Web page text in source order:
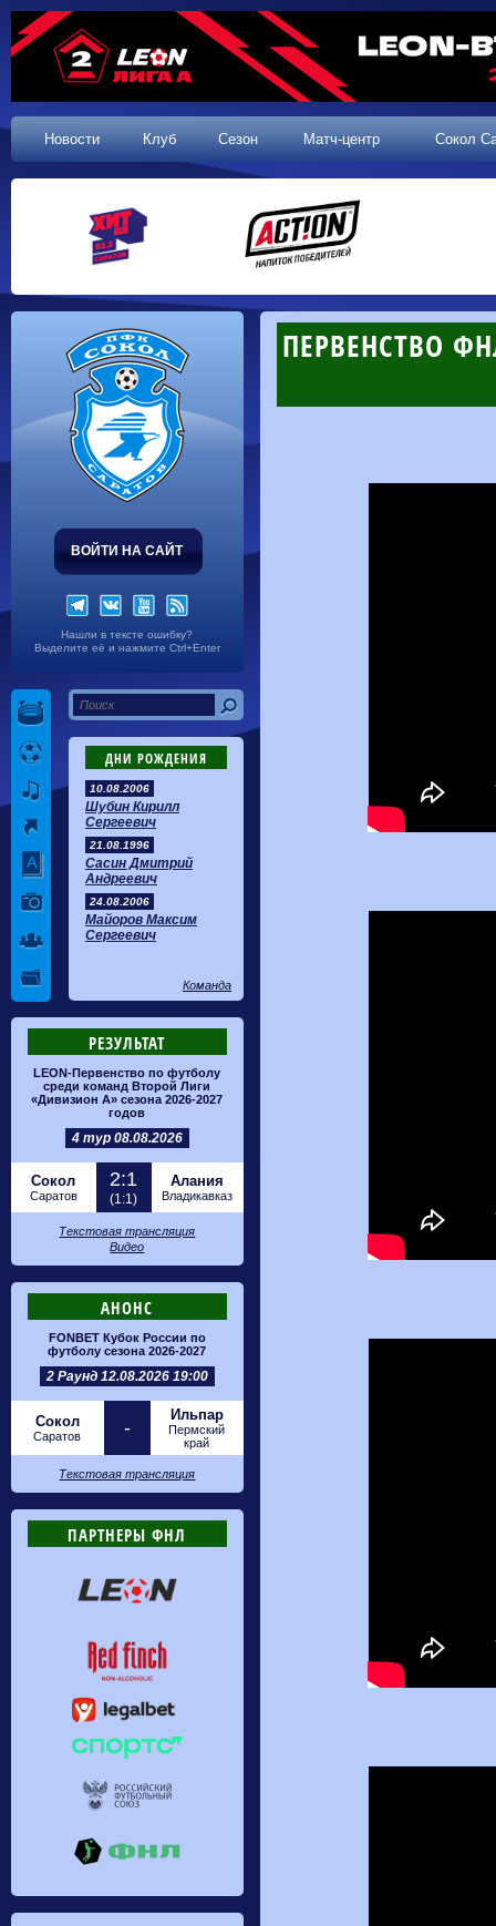
Новости Клуб Сезон Матч-центр Сокол
ВОЙТИ НА САЙТ
Нашли в тексте ошибку?
Выделите её и нажмите Ctrl+Enter
ДНИ РОЖДЕНИЯ
10.08.2006
Шубин Кирилл
Сергеевич
21.08.1996
Сасин Дмитрий
Андреевич
24.08.2006
Майоров Максим
Сергеевич
Команда
РЕЗУЛЬТАТ
LEON-Первенство по футболу
среди команд Второй Лиги
«Дивизион А» сезона 2026-2027
годов
4 тур 08.08.2026
Сокол
Саратов
2:1
(1:1)
Алания
Владикавказ
Текстовая трансляция
Видео
АНОНС
FONBET Кубок России по
футболу сезона 2026-2027
2 Раунд 12.08.2026 19:00
Сокол
Саратов -
Ильпар
Пермский
край
Текстовая трансляция
ПАРТНЕРЫ ФНЛ
ПЕРВЕНСТВО